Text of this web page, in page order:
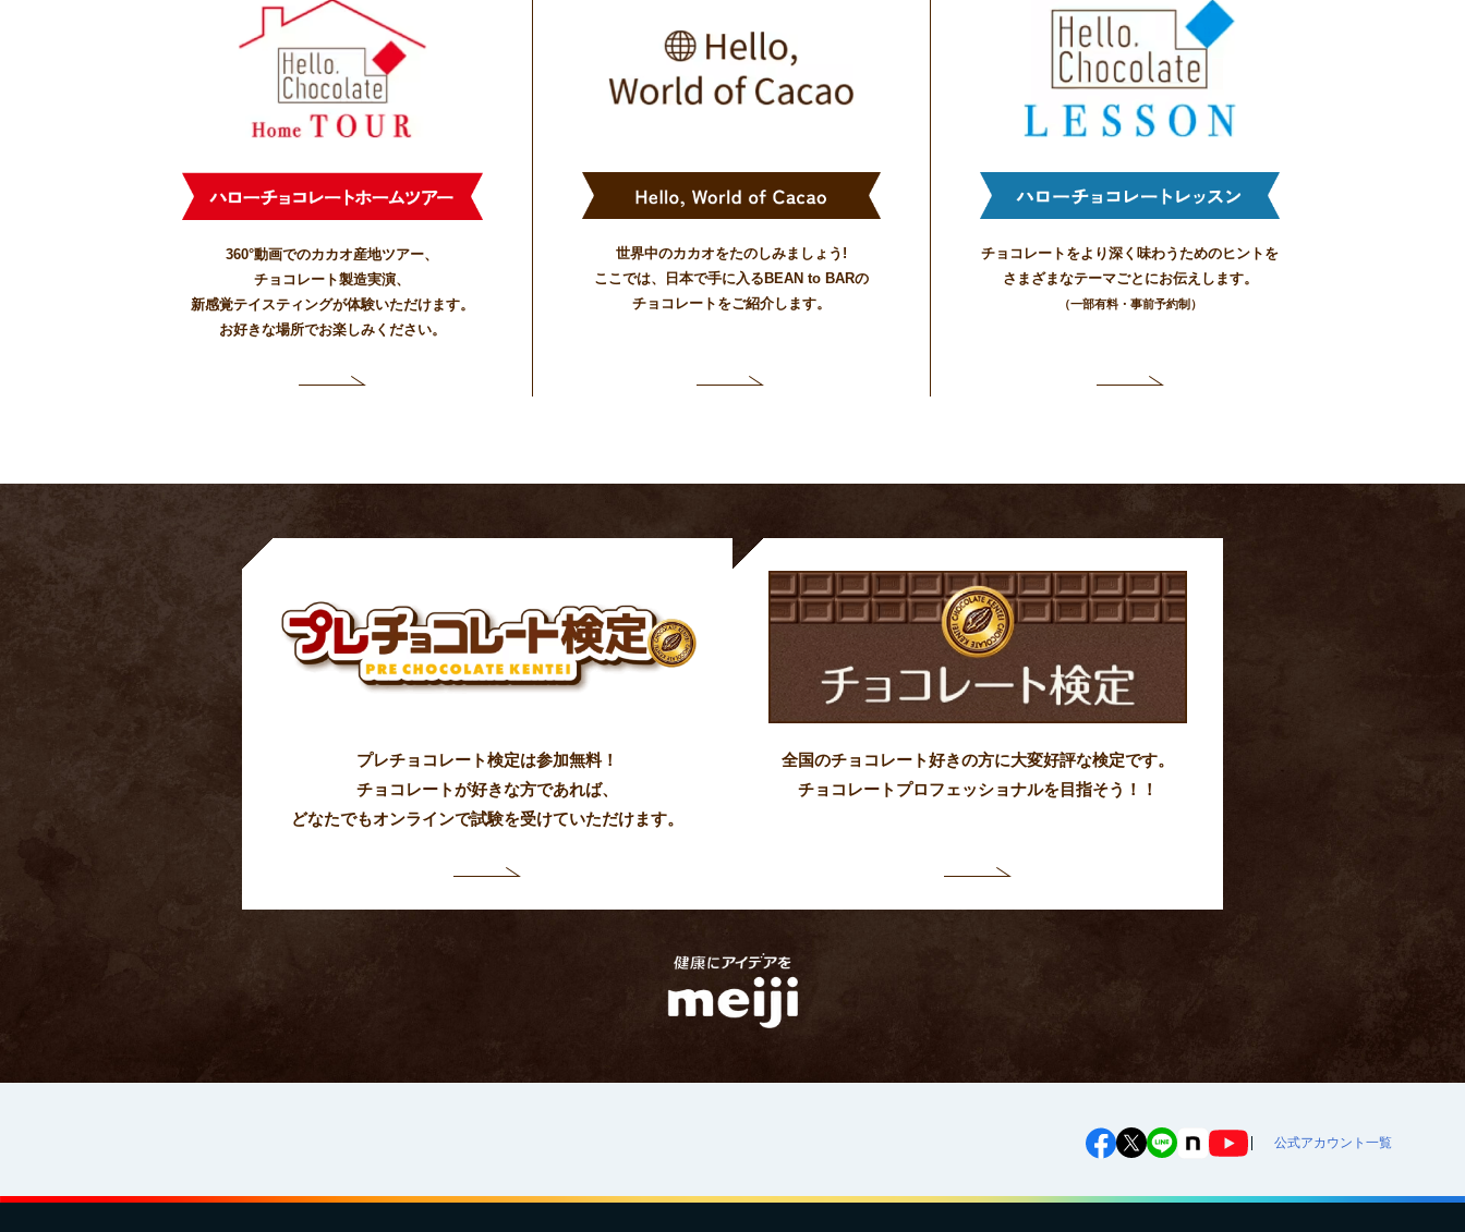
360°動画でのカカオ産地ツアー、
チョコレート製造実演、
新感覚テイスティングが体験いただけます。
お好きな場所でお楽しみください。
世界中のカカオをたのしみましょう!
ここでは、日本で手に入るBEAN to BARの
チョコレートをご紹介します。
チョコレートをより深く味わうためのヒントを
さまざまなテーマごとにお伝えします。
（一部有料・事前予約制）
プレチョコレート検定は参加無料！
チョコレートが好きな方であれば、
どなたでもオンラインで試験を受けていただけます。
全国のチョコレート好きの方に大変好評な検定です。
チョコレートプロフェッショナルを目指そう！！
公式アカウント一覧